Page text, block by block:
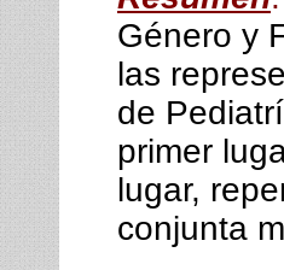
Género y
las
de
primer
lugar,
conjunta